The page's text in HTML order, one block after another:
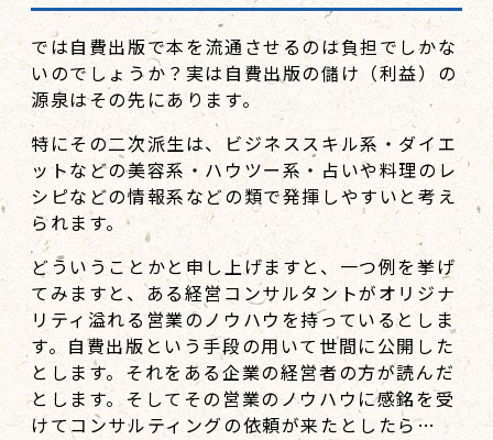
では自費出版で本を流通させるのは負担でしかな
いのでしょうか？実は自費出版の儲け（利益）の
源泉はその先にあります。
特にその二次派生は、ビジネススキル系・ダイエ
ットなどの美容系・ハウツー系・占いや料理のレ
シピなどの情報系などの類で発揮しやすいと考え
られます。
どういうことかと申し上げますと、一つ例を挙げ
てみますと、ある経営コンサルタントがオリジナ
リティ溢れる営業のノウハウを持っているとしま
す。自費出版という手段の用いて世間に公開した
とします。それをある企業の経営者の方が読んだ
とします。そしてその営業のノウハウに感銘を受
けてコンサルティングの依頼が来たとしたら…